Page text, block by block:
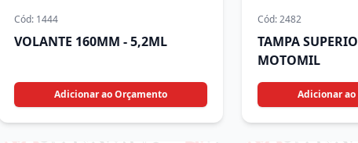
Cód: 1444
VOLANTE 160MM - 5,2ML
Adicionar ao Orçamento
Cód:2482
TAMPA
MOTOMIL
Adicionar